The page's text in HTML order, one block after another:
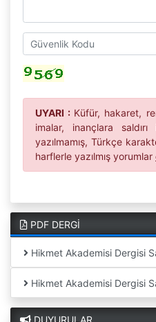
UYARI : Küfür, hakaret,
imalar, inançlara
yazılmamış, Türkçe
harflerle yazılmış yorumlar
PDF DERGİ
Hikmet Akademisi Dergisi
Hikmet Akademisi Dergisi
DUYURULAR